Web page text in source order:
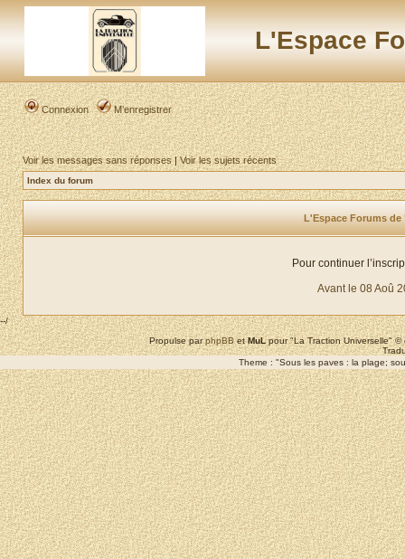
L'Espace
Connexion M’enregistrer
Voir les messages sans réponses|Voir les sujets récents
Index du forum
L'Espace Forums
Pour continuer
Avant le 08 Aoû
--/
Propulse parphpBBetMuLpour "La Traction Universelle"
Theme : "Sous les paves : la plage;